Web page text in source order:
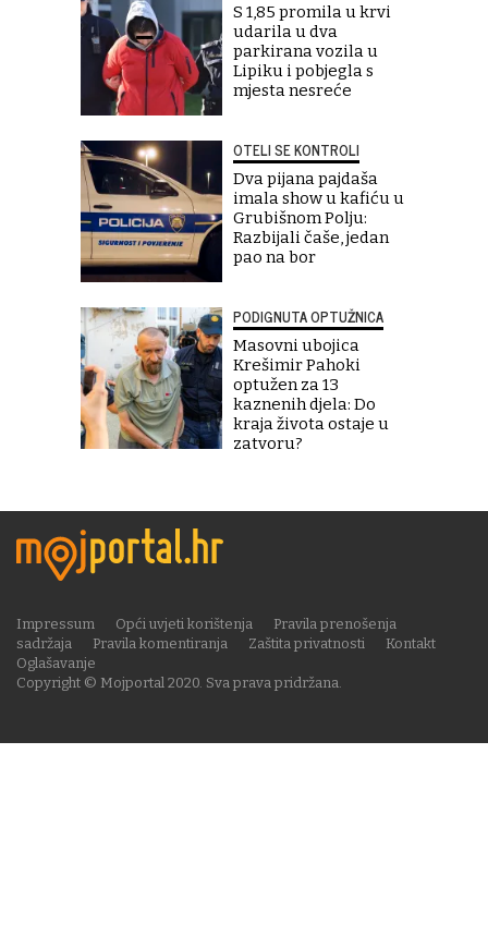
S 1,85 promila u krvi
udarila u dva
parkirana vozila u
Lipiku i pobjegla s
mjesta nesreće
OTELI SE KONTROLI
Dva pijana pajdaša
imala show u kafiću u
Grubišnom Polju:
Razbijali čaše, jedan
pao na bor
PODIGNUTA OPTUŽNICA
Masovni ubojica
Krešimir Pahoki
optužen za 13
kaznenih djela: Do
kraja života ostaje u
zatvoru?
Copyright © Mojportal 2020. Sva prava pridržana.
Impressum Opći uvjeti korištenja
Pravila prenošenja
sadržaja
Pravila komentiranja Zaštita privatnosti
Kontakt
Oglašavanje